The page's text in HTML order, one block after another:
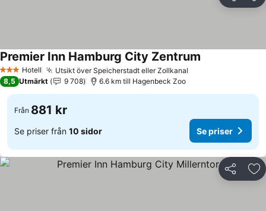
3 StjärnorHotell Utsikt över Speicherstadt eller Zollkanal
Premier Inn Hamburg City Zentrum
8,5 Utmärkt 9 708 6.6 km till Hagenbeck Zoo
Från 881 kr
Se priser från 10 sidor Se priser
Dela